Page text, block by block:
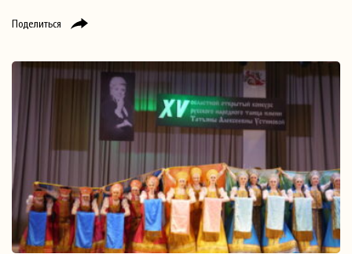
Поделиться